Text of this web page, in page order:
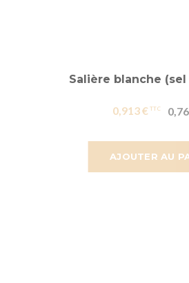
AJOUTER AU
Salière blanche
0,913 €